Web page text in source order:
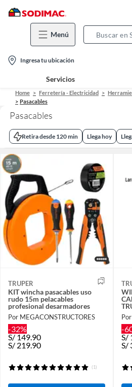
Menú
location-
icon
Ingresa tu ubicación
Servicios
Home Ferretería - Electricidad
Pasacables
Pasacables
Retira desde 120 min Llega hoy
TRUPER
KIT wincha pasacables uso
rudo 15m pelacables
profesional desarmadores
Por MEGACONSTRUCTORES
-32%
S/ 149.90
S/ 219.90
(1)
-
S/
S/